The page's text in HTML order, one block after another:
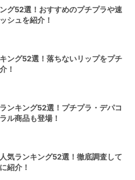
グ52選！おすすめのプチプラや速
シュを紹介！
ング52選！落ちないリップをプチ
！
ンキング52選！プチプラ・デパコ
ル商品も登場！
気ランキング52選！徹底調査して
紹介！